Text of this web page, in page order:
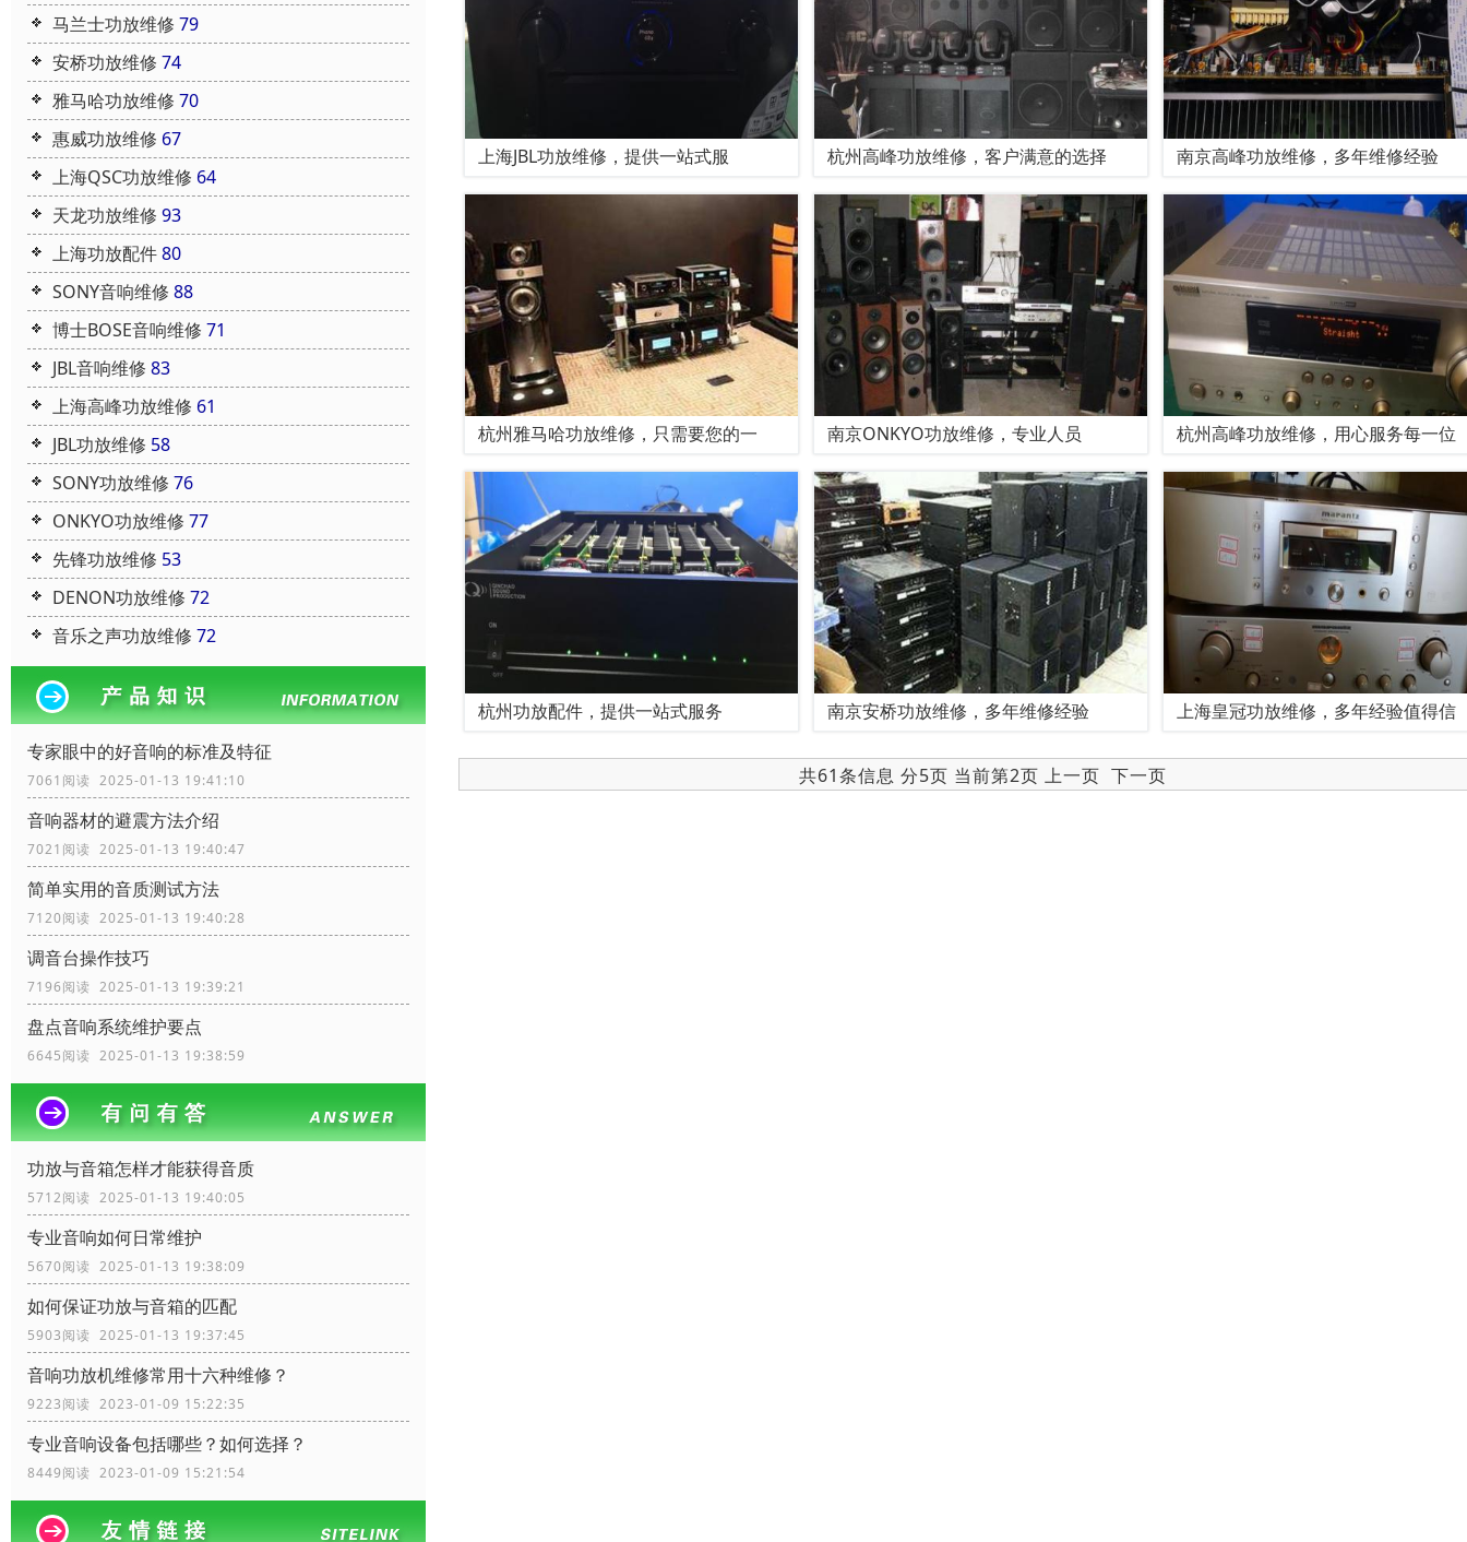
马兰士功放维修 79
安桥功放维修 74
雅马哈功放维修 70
惠威功放维修 67
上海QSC功放维修 64
天龙功放维修 93
上海功放配件80
SONY音响维修 88
博士BOSE音响维修 71
JBL音响维修 83
上海高峰功放维修 61
JBL功放维修 58
SONY功放维修 76
ONKYO功放维修 77
先锋功放维修 53
DENON功放维修 72
音乐之声功放维修 72
专家眼中的好音响的标准及特征
7061阅读 2025-01-13 19:41:10
音响器材的避震方法介绍
7021阅读 2025-01-13 19:40:47
简单实用的音质测试方法
7120阅读 2025-01-13 19:40:28
调音台操作技巧
7196阅读 2025-01-13 19:39:21
盘点音响系统维护要点
6645阅读 2025-01-13 19:38:59
功放与音箱怎样才能获得音质
5712阅读 2025-01-13 19:40:05
专业音响如何日常维护
5670阅读 2025-01-13 19:38:09
如何保证功放与音箱的匹配
5903阅读 2025-01-13 19:37:45
音响功放机维修常用十六种维修？
9223阅读 2023-01-09 15:22:35
专业音响设备包括哪些？如何选择？
8449阅读 2023-01-09 15:21:54
上海JBL功放维修，提供一站式服 杭州高峰功放维修，客户满意的选择 南京高峰功放维修，多年维修经验
杭州雅马哈功放维修，只需要您的一 南京ONKYO功放维修，专业人员 杭州高峰功放维修，用心服务每一位
杭州功放配件，提供一站式服务 南京安桥功放维修，多年维修经验 上海皇冠功放维修，多年经验值得信
共61条信息 分5页 当前第2页 上一页 下一页